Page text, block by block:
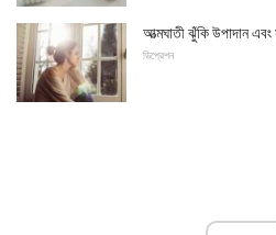
আত্মঘাতী ঝুঁকি উপাদান এবং
ডিপ্রেশন